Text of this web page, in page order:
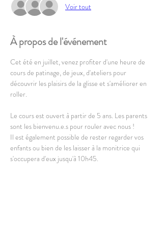
Voir tout
À propos de l'événement
Cet été en juillet, venez profiter d'une heure de
cours de patinage, de jeux, d'ateliers pour
découvrir les plaisirs de la glisse et s'améliorer en
roller.
Le cours est ouvert à partir de 5 ans. Les parents
sont les bienvenu.e.s pour rouler avec nous !
Il est également possible de rester regarder vos
enfants ou bien de les laisser à la monitrice qui
s'occupera d'eux jusqu'à 10h45.